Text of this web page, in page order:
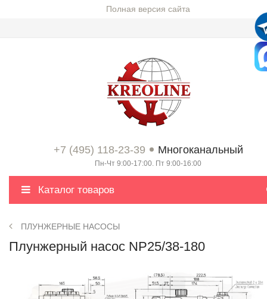
Полная версия сайта
+7 (495) 118-23-39 Многоканальный
Пн-Чт 9:00-17:00. Пт 9:00-16:00
Каталог товаров
ПЛУНЖЕРНЫЕ НАСОСЫ
Плунжерный насос NP25/38-180